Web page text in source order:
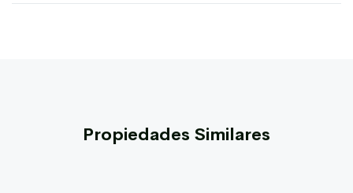
Propiedades Similares